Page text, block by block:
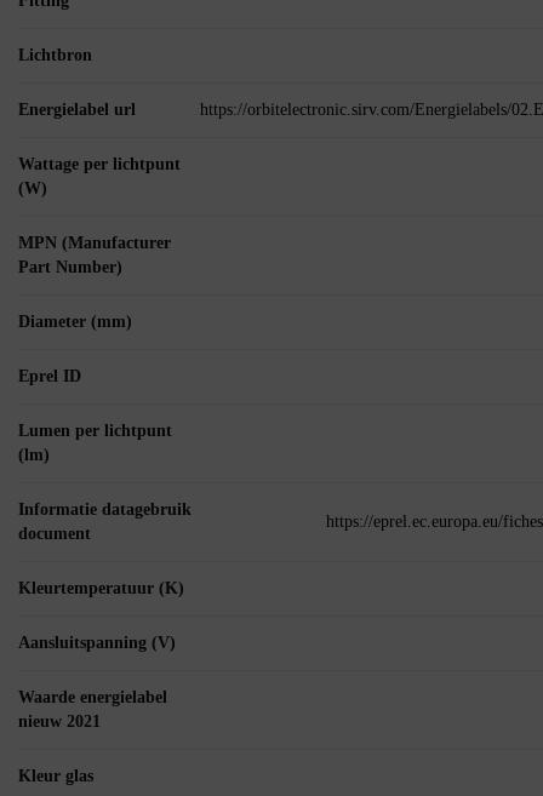
Lichtbron
Energielabel url https://orbitelectronic.sirv.com/Energielabels/
Wattage per lichtpunt
(W)
MPN (Manufacturer
Part Number)
Diameter (mm)
Eprel ID
Lumen per lichtpunt
(lm)
Informatie datagebruik
document
https://eprel.ec.europa.eu/
Kleurtemperatuur (K)
Aansluitspanning (V)
Waarde energielabel
nieuw 2021
Kleur glas